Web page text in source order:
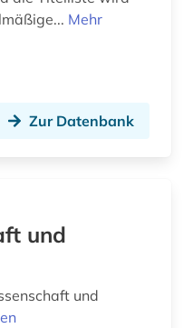
Mehr
Zur Datenbank
und
und